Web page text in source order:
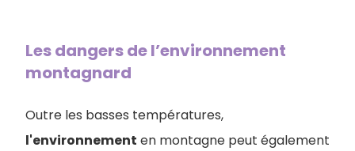
Les dangers de l’environnement
montagnard
Outre les basses températures,
l'environnement en montagne peut également